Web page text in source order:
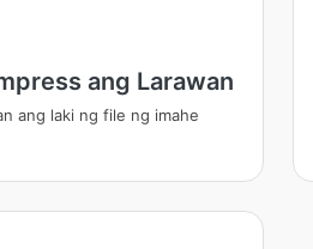
ang Larawan
ang laki ng file ng imahe